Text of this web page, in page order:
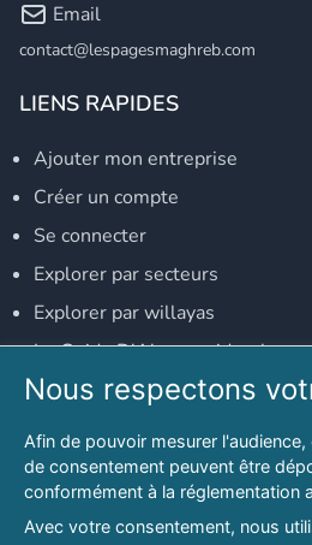
Email
contact@lespagesmaghreb.com
LIENS RAPIDES
Ajouter mon entreprise
Créer un compte
Se connecter
Explorer par secteurs
Explorer par willayas
Le Guide D'Alger, guide-
NOS RÉSEAUX SOCIAUX
Notre page Facebook
Notre page LinkedIn
Nous respectons
Afin de pouvoir mesurer
de consentement peuvent être
conformément à la réglementation
Avec votre consentement, nous